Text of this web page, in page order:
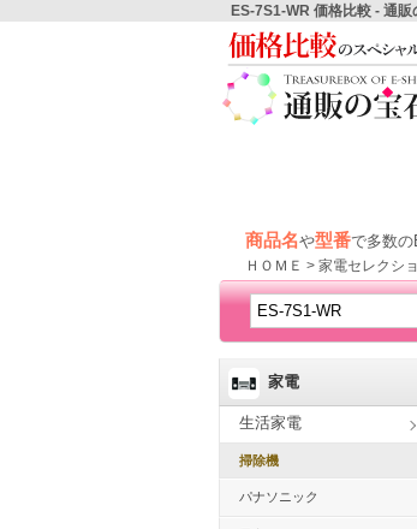
ES-7S1-WR 価格比較 - 通販
商品名や型番で多数
ＨＯＭＥ > 家電セレクシ
家電
生活家電
掃除機
パナソニック